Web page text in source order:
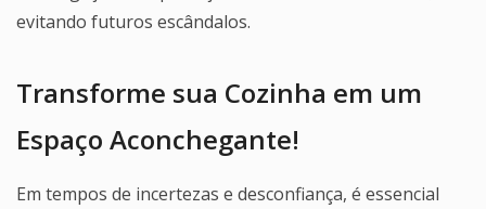
evitando futuros escândalos.
Transforme sua Cozinha em um
Espaço Aconchegante!
Em tempos de incertezas e desconfiança, é essencial